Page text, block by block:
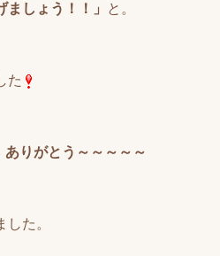
しょう！！」 と。
た
りがとう～～～～～
た。